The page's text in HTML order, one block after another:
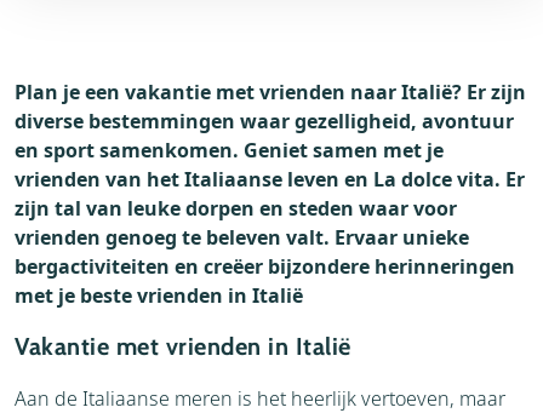
Plan je een vakantie met vrienden naar Italië? Er zijn
diverse bestemmingen waar gezelligheid, avontuur
en sport samenkomen. Geniet samen met je
vrienden van het Italiaanse leven en La dolce vita. Er
zijn tal van leuke dorpen en steden waar voor
vrienden genoeg te beleven valt. Ervaar unieke
bergactiviteiten en creëer bijzondere herinneringen
met je beste vrienden in Italië
Vakantie met vrienden in Italië
Aan de Italiaanse meren is het heerlijk vertoeven, maar